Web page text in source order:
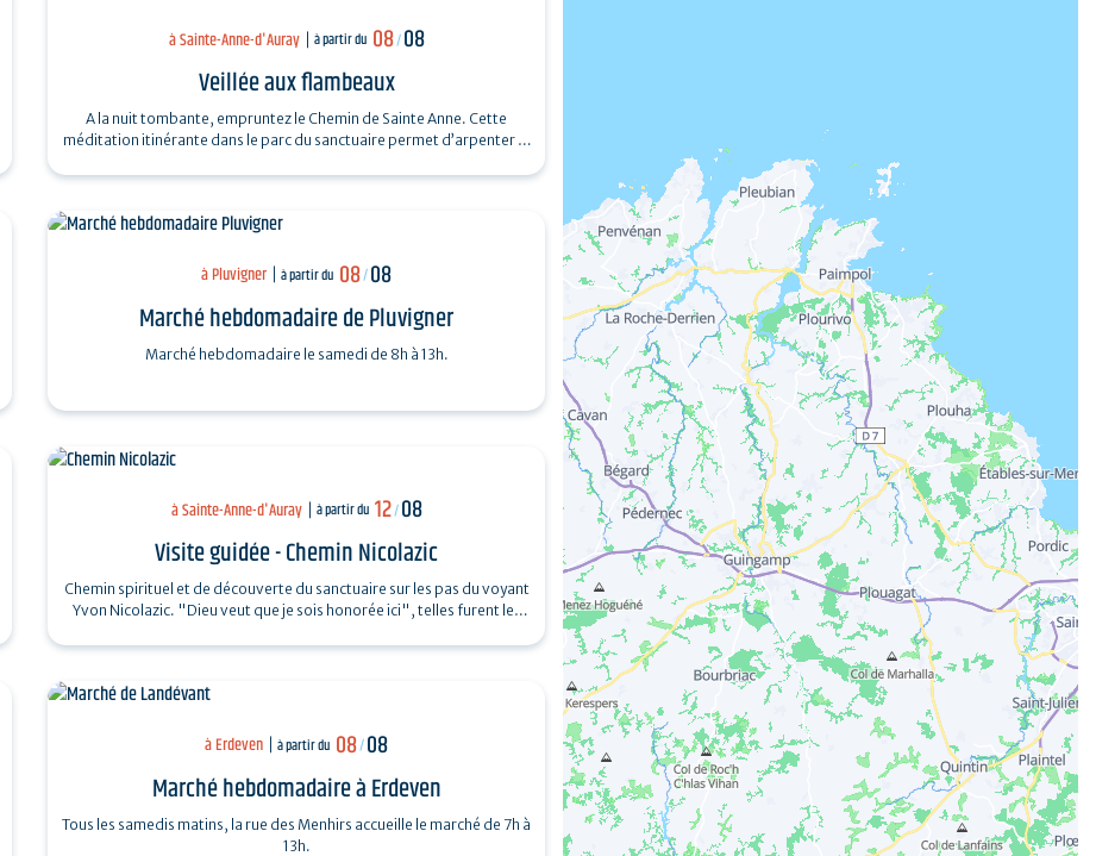
à Sainte-Anne-d'Auray à partir du 08/ 08
Veillée aux flambeaux
A la nuit tombante, empruntez le Chemin de Sainte Anne. Cette
méditation itinérante dans le parc du sanctuaire permet d’arpenter la
à Pluvigner à partir du 08/08
Marché hebdomadaire de Pluvigner
Marché hebdomadaire le samedi de 8h à 13h.
à Sainte-Anne-d'Auray à partir du 12/ 08
Visite guidée - Chemin Nicolazic
Chemin spirituel et de découverte du sanctuaire sur les pas du voyant
Yvon Nicolazic. "Dieu veut que je sois honorée ici", telles furent les
à Erdeven à partir du 08/08
Marché hebdomadaire à Erdeven
Tous les samedis matins, la rue des Menhirs accueille le marché de 7h à
13h.